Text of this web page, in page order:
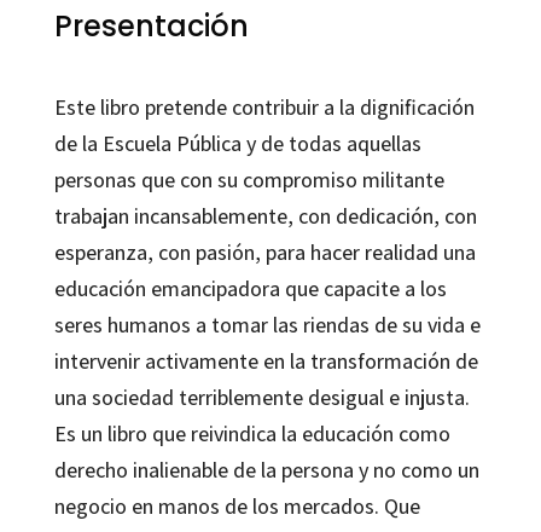
Presentación
Este libro pretende contribuir a la dignificación
de la Escuela Pública y de todas aquellas
personas que con su compromiso militante
trabajan incansablemente, con dedicación, con
esperanza, con pasión, para hacer realidad una
educación emancipadora que capacite a los
seres humanos a tomar las riendas de su vida e
intervenir activamente en la transformación de
una sociedad terriblemente desigual e injusta.
Es un libro que reivindica la educación como
derecho inalienable de la persona y no como un
negocio en manos de los mercados. Que